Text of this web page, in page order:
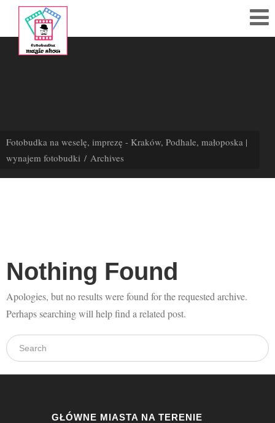
Fotobudka na weselę, imprezę - Kraków, Podhale, małoposka |
wynajem fotobudki
Archives
Nothing Found
Apologies, but no results were found for the requested archive.
Perhaps searching will help find a related post.
GŁÓWNE MIASTA NA TERENIE
na fb!
Strona
Akcesoria
Galeria